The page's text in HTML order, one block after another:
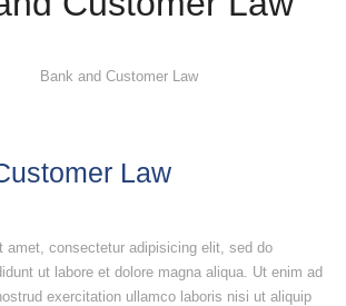
Bank and Customer Law
Law
amet, consectetur adipisicing elit, sed do
ut labore et dolore magna aliqua. Ut enim ad
exercitation ullamco laboris nisi ut aliquip